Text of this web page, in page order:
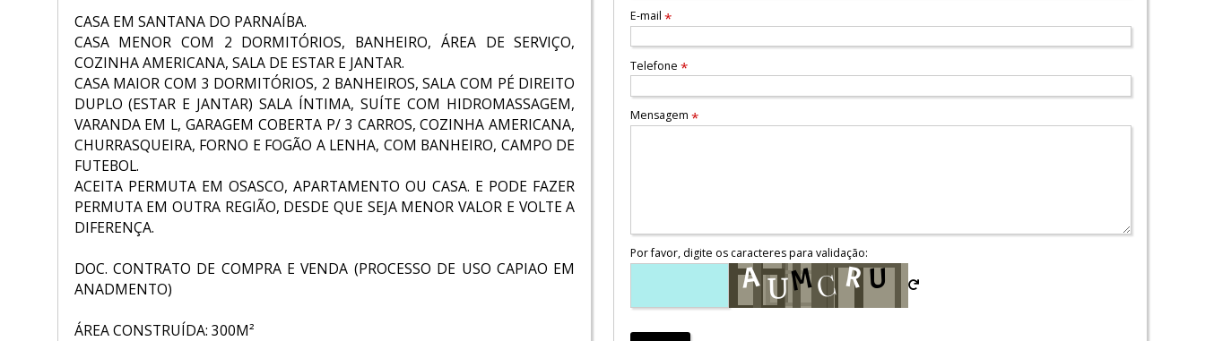
CASA EM SANTANA DO PARNAÍBA.
CASA MENOR COM 2 DORMITÓRIOS, BANHEIRO, ÁREA DE SERVIÇO,
COZINHA AMERICANA, SALA DE ESTAR E JANTAR.
CASA MAIOR COM 3 DORMITÓRIOS, 2 BANHEIROS, SALA COM PÉ DIREITO
DUPLO (ESTAR E JANTAR) SALA ÍNTIMA, SUÍTE COM HIDROMASSAGEM,
VARANDA EM L, GARAGEM COBERTA P/ 3 CARROS, COZINHA AMERICANA,
CHURRASQUEIRA, FORNO E FOGÃO A LENHA, COM BANHEIRO, CAMPO DE
FUTEBOL.
ACEITA PERMUTA EM OSASCO, APARTAMENTO OU CASA. E PODE FAZER
PERMUTA EM OUTRA REGIÃO, DESDE QUE SEJA MENOR VALOR E VOLTE A
DIFERENÇA.
DOC. CONTRATO DE COMPRA E VENDA (PROCESSO DE USO CAPIAO EM
ANADMENTO)
ÁREA CONSTRUÍDA: 300M²
E-mail *
Telefone *
Mensagem *
Por favor, digite os caracteres para validação: